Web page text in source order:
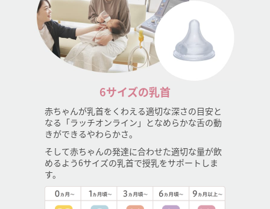
6サイズの乳首
赤ちゃんが乳首をくわえる適切な深さの目安と
なる「ラッチオンライン」となめらかな舌の動
きができるやわらかさ。
そして赤ちゃんの発達に合わせた適切な量が飲
めるよう6サイズの乳首で授乳をサポートしま
す。